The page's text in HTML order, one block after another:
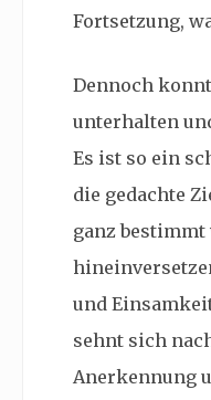
Fortsetzung,
Dennoch
unterhalten
Es ist so ein
die gedachte
ganz
und
sehnt sich
Anerkennung